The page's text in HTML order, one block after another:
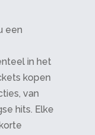
een
in het
kopen
van
hits. Elke